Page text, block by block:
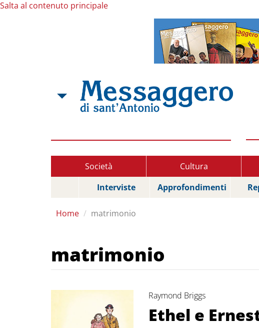
Salta al contenuto principale
Società Cultura
Interviste
Approfondimenti
Home matrimonio
matrimonio
Raymond Briggs
Ethel e